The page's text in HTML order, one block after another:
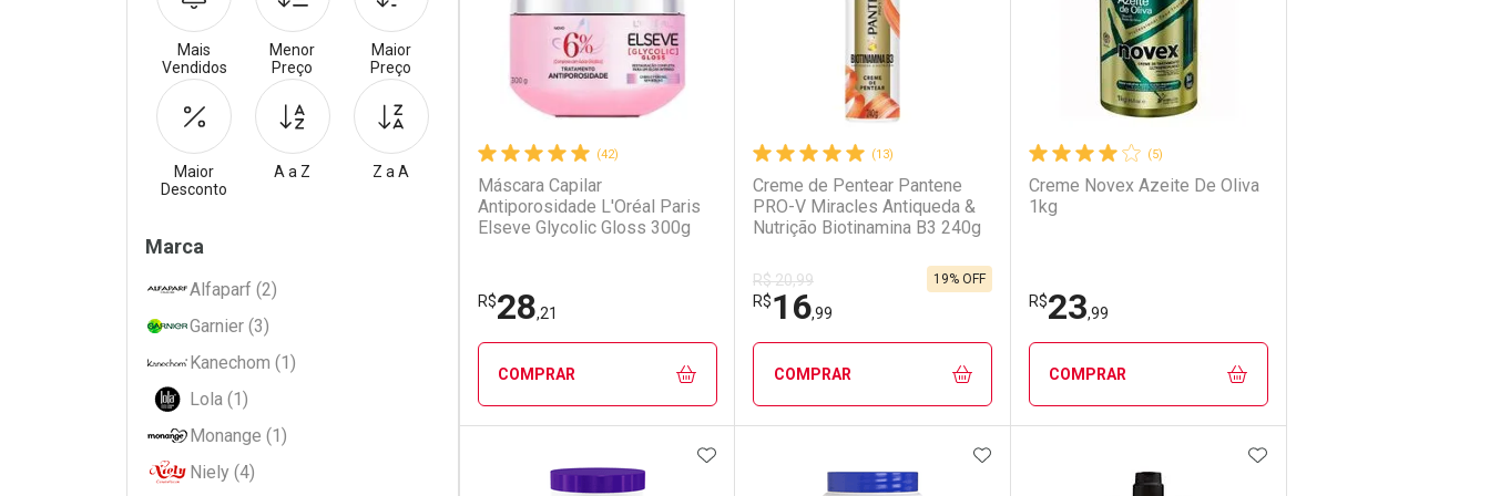
(42)
Máscara Capilar
Antiporosidade L'Oréal Paris
Elseve Glycolic Gloss 300g
R$28,21
COMPRAR
FECHAR
FECHAR
(13)
Creme de Pentear Pantene
PRO-V Miracles Antiqueda &
Nutrição Biotinamina B3 240g
R$ 20,99
R$16,99
19% OFF
COMPRAR
FECHAR
FECHAR
(5)
Creme Novex Azeite De Oliva
1kg
R$23,99
COMPRAR
FECHAR
FECHAR
ADICIONAR AOS FAVORITOS ADICIONAR AOS FAVORITOS ADICIONAR AOS
Mais
Vendidos
Menor
Preço
Maior
Preço
Maior
Desconto
A a Z Z a A
Filtros
Marca
Alfaparf (2)
Garnier (3)
Kanechom (1)
Lola (1)
Monange (1)
Niely (4)